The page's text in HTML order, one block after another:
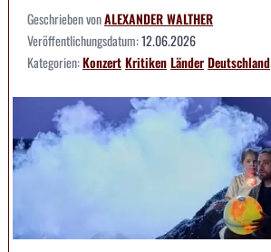
Geschrieben vonALEXANDER WALTHER
Veröffentlichungsdatum:12.06.2026
Kategorien:KonzertKritikenLänderDeutschland